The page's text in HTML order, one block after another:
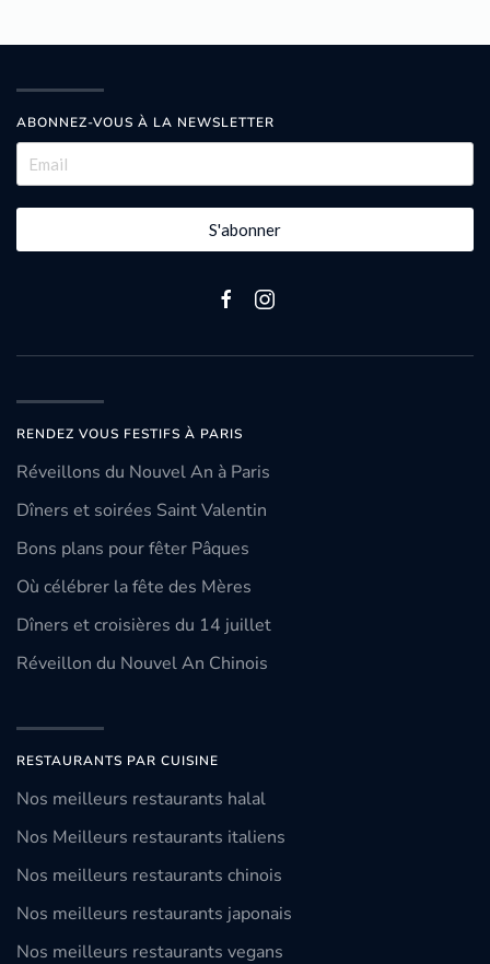
ABONNEZ-VOUS À LA NEWSLETTER
S'abonner
RENDEZ VOUS FESTIFS À PARIS
Réveillons du Nouvel An à Paris
Dîners et soirées Saint Valentin
Bons plans pour fêter Pâques
Où célébrer la fête des Mères
Dîners et croisières du 14 juillet
Réveillon du Nouvel An Chinois
RESTAURANTS PAR CUISINE
Nos meilleurs restaurants halal
Nos Meilleurs restaurants italiens
Nos meilleurs restaurants chinois
Nos meilleurs restaurants japonais
Nos meilleurs restaurants vegans